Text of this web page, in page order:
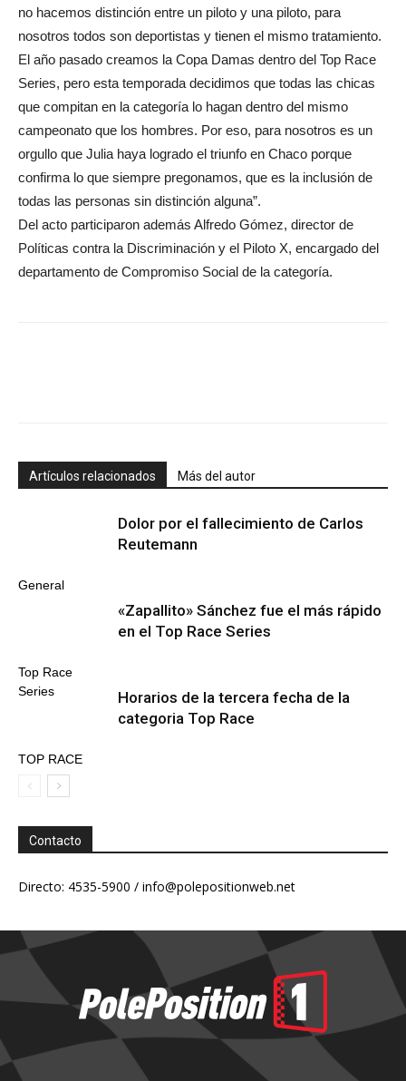
no hacemos distinción entre un piloto y una piloto, para
nosotros todos son deportistas y tienen el mismo tratamiento.
El año pasado creamos la Copa Damas dentro del Top Race
Series, pero esta temporada decidimos que todas las chicas
que compitan en la categoría lo hagan dentro del mismo
campeonato que los hombres. Por eso, para nosotros es un
orgullo que Julia haya logrado el triunfo en Chaco porque
confirma lo que siempre pregonamos, que es la inclusión de
todas las personas sin distinción alguna”.
Del acto participaron además Alfredo Gómez, director de
Políticas contra la Discriminación y el Piloto X, encargado del
departamento de Compromiso Social de la categoría.
Artículos relacionados Más del autor
General
Dolor por el fallecimiento de Carlos
Reutemann
Top Race
Series
«Zapallito» Sánchez fue el más rápido
en el Top Race Series
TOP RACE
Horarios de la tercera fecha de la
categoria Top Race
Contacto
Directo: 4535-5900 / info@polepositionweb.net